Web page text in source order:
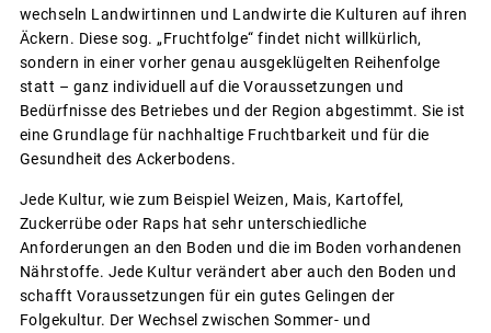
wechseln Landwirtinnen und Landwirte die Kulturen auf ihren
Äckern. Diese sog. „Fruchtfolge“ findet nicht willkürlich,
sondern in einer vorher genau ausgeklügelten Reihenfolge
statt – ganz individuell auf die Voraussetzungen und
Bedürfnisse des Betriebes und der Region abgestimmt. Sie ist
eine Grundlage für nachhaltige Fruchtbarkeit und für die
Gesundheit des Ackerbodens.
Jede Kultur, wie zum Beispiel Weizen, Mais, Kartoffel,
Zuckerrübe oder Raps hat sehr unterschiedliche
Anforderungen an den Boden und die im Boden vorhandenen
Nährstoffe. Jede Kultur verändert aber auch den Boden und
schafft Voraussetzungen für ein gutes Gelingen der
Folgekultur. Der Wechsel zwischen Sommer- und